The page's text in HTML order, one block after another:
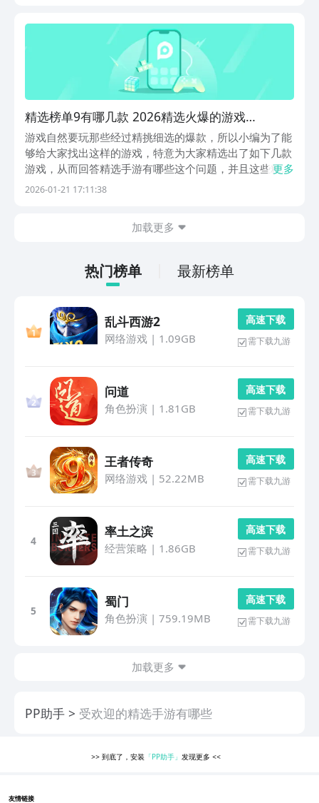
礼...
精选榜单9有哪几款 2026精选火爆的游戏
before_1
游戏自然要玩那些经过精挑细选的爆款，所以小编为了能
够给大家找出这样的游戏，特意为大家精选出了如下几款
游戏，从而回答精选手游有哪些这个问题，并且这些精选
游戏都是得到了九游平台官方认可的热门游戏，所以下载
更多
2026-01-21 17:11:38
加载更多
热门榜单 最新榜单
乱斗西游2
网络游戏| 1.09GB
高 速 下 载
需下载九游
问道
角色扮演 | 1.81GB
高 速 下 载
需下载九游
王者传奇
网络游戏| 52.22MB
高 速 下 载
需下载九游
4
率土之滨
经营策略 | 1.86GB
高 速 下 载
需下载九游
5
蜀门
角色扮演 | 759.19MB
高 速 下 载
需下载九游
加载更多
PP助手 受欢迎的精选手游有哪些
>> 到底了，安装 「PP助手」发现更多<<
友情链接